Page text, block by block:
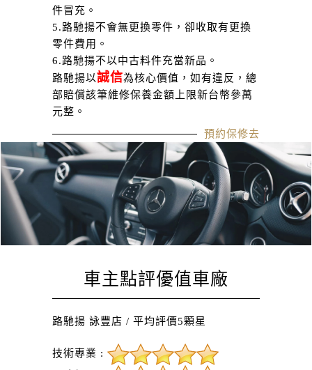
件冒充。
5.路馳揚不會無更換零件，卻收取有更換
零件費用。
6.路馳揚不以中古料件充當新品。
路馳揚以誠信為核心價值，如有違反，總
部賠償該筆維修保養金額上限新台幣參萬
元整。
預約保修去
車主點評優值車廠
路馳揚 詠豐店 / 平均評價5顆星
技術專業 :